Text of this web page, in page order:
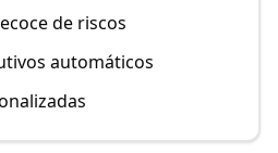
de riscos
automáticos